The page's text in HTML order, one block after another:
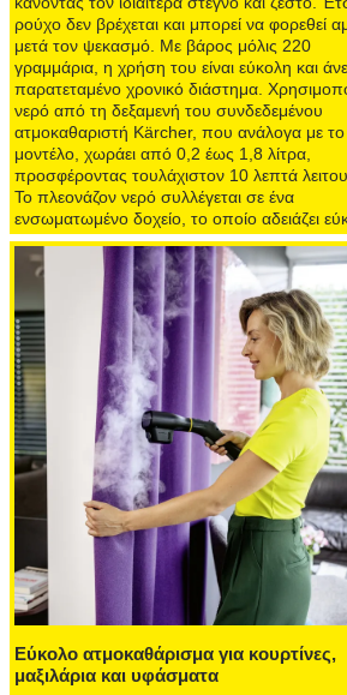
ρούχο δεν βρέχεται και μπορεί να φορεθεί
μετά τον ψεκασμό. Με βάρος μόλις 220
γραμμάρια, η χρήση του είναι εύκολη και
παρατεταμένο χρονικό διάστημα.
νερό από τη δεξαμενή του συνδεδεμένου
ατμοκαθαριστή Kärcher, που ανάλογα με το
μοντέλο, χωράει από 0,2 έως 1,8 λίτρα,
προσφέροντας τουλάχιστον 10 λεπτά
Το πλεονάζον νερό συλλέγεται σε ένα
ενσωματωμένο δοχείο, το οποίο αδειάζει
Εύκολο ατμοκαθάρισμα για κουρτίνες,
μαξιλάρια και υφάσματα